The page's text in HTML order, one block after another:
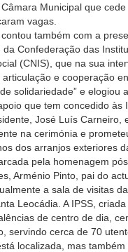
Municipal que
vagas.
também com a
da Confederação das
(CNIS), que na sua
articulação e cooperação
solidariedade” e elogiou
que tem concedido às
José Luís Carneiro,
na cerimónia e
dos arranjos exteriores
pela homenagem
Arménio Pinto, pai do
a sala de visitas
Leocádia. A IPSS, criada
de centro de dia,
servindo cerca de 70
localizada, mas